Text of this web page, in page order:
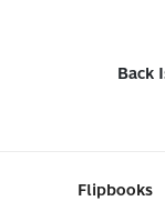
Back
Flipbooks